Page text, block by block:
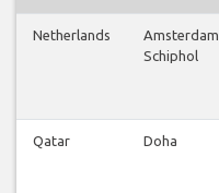
Netherlands
Amsterdam
Schiphol
Qatar Doha